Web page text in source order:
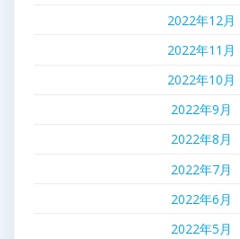
2022年12月
2022年11月
2022年10月
2022年9月
2022年8月
2022年7月
2022年6月
2022年5月